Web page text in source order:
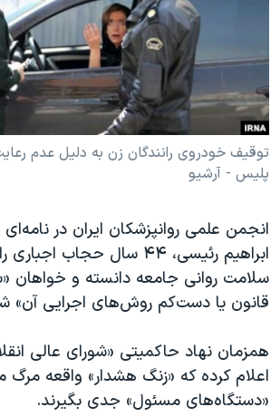
فرهنگ و زندگی
حقوق شهروندی
علم و فناوری
اسرائیل در جنگ
گالری عکس
انتخابات ریاست جمهوری آمریکا ۲۰۲۴
حمله جمهوری اسلامی به اسرائیل
رمز مهسا
ورزش زنان در ایران
اعتراضات زن، زندگی، آزادی
تریبونال مردمی آبان ۹۸
دادگاه حمید نوری
چهل سال گروگان‌گیری
قانون شفافیت دارائی کادر رهبری ایران
اعتراضات مردمی آبان ۹۸
اسرائیل در جنگ
زبانهای مختلف
توقیف خودروی رانندگان زن به دلیل عدم
پلیس - آرشیو
انجمن علمی روانپزشکان ایران در
ابراهیم رئیسی، ۴۴ سال
سلامت روانی جامعه دانسته و خواهان
قانون یا دست‌کم روش‌های اجرایی آن»
همزمان نهاد حاکمیتی «شورای عالی
اعلام کرده که «زنگ هشدار» واقعه مرگ
«دستگاه‌های مسئول» جدی بگیرند.